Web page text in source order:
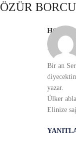
ÖZÜR
Hülya
21/11/
Bir an
yazar.
Ülker
Elinize